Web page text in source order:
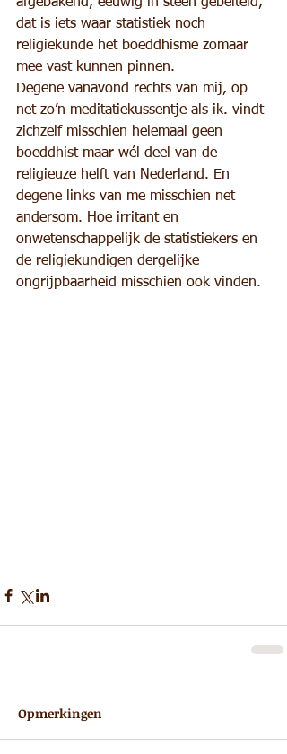
dat is iets waar statistiek noch
religiekunde het boeddhisme zomaar
mee vast kunnen pinnen.
Degene vanavond rechts van mij, op
net zo’n meditatiekussentje als ik. vindt
zichzelf misschien helemaal geen
boeddhist maar wél deel van de
religieuze helft van Nederland. En
degene links van me misschien net
andersom. Hoe irritant en
onwetenschappelijk de statistiekers en
de religiekundigen dergelijke
ongrijpbaarheid misschien ook vinden.
Opmerkingen